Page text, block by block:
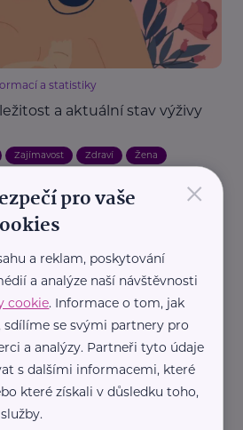
a statistiky
a aktuální stav výživy
Zajímavost Zdraví Žena
Matýsek
zad během kojení: Tipy
Žena
×
pro vaše
a reklam, poskytování
a analýze naší návštěvnosti
cookie. Informace o tom, jak
sdílíme se svými partnery pro
a analýzy. Partneři tyto údaje
s dalšími informacemi, které
které získali v důsledku toho,